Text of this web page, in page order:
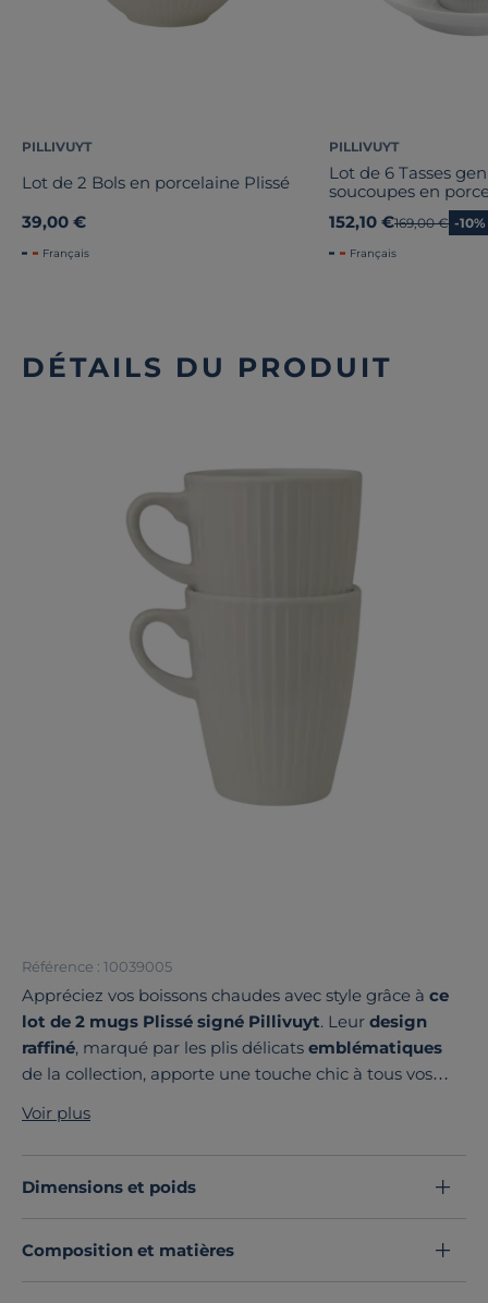
PILLIVUYT
Lot de 2 Bols en porcelaine Plissé
39,00 €
Français
PILLIVUYT
Lot de 6 Tasses
soucoupes en
152,10 €Ancien prix
169,00 € -10%
Français
DÉTAILS DU PRODUIT
Référence : 10039005
Appréciez vos boissons chaudes avec style grâce à ce
lot de 2 mugs Plissé signé Pillivuyt. Leur design
raffiné, marqué par les plis délicats emblématiques
de la collection, apporte une touche chic à tous vos
Façonnés en France
haut de gammeallient beautéintemporelle et
robustesse
. Non poreux,
Avec leur forme ergonomique, leur anse confortable et
leurcontenance généreuse,ils sont parfaits pour
Voir plus
Dimensions et poids
Composition et matières